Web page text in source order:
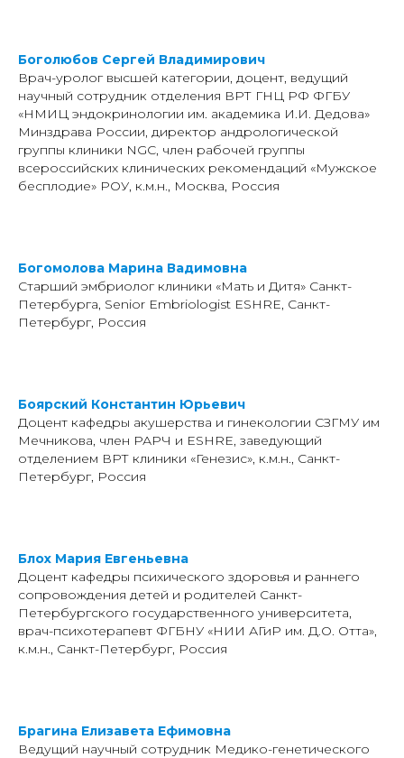
Боголюбов Сергей Владимирович
Врач-уролог высшей категории, доцент, ведущий
научный сотрудник отделения ВРТ ГНЦ РФ ФГБУ
«НМИЦ эндокринологии им. академика И.И. Дедова»
Минздрава России, директор андрологической
группы клиники NGC, член рабочей группы
всероссийских клинических рекомендаций «Мужское
бесплодие» РОУ, к.м.н., Москва, Россия
Богомолова Марина Вадимовна
Старший эмбриолог клиники «Мать и Дитя» Санкт-
Петербурга, Senior Embriologist ESHRE, Санкт-
Петербург, Россия
Боярский Константин Юрьевич
Доцент кафедры акушерства и гинекологии СЗГМУ им
Мечникова, член РАРЧ и ESHRE, заведующий
отделением ВРТ клиники «Генезис», к.м.н., Санкт-
Петербург, Россия
Блох Мария Евгеньевна
Доцент кафедры психического здоровья и раннего
сопровождения детей и родителей Санкт-
Петербургского государственного университета,
врач-психотерапевт ФГБНУ «НИИ АГиР им. Д.О. Отта»,
к.м.н., Санкт-Петербург, Россия
Брагина Елизавета Ефимовна
Ведущий научный сотрудник Медико-генетического